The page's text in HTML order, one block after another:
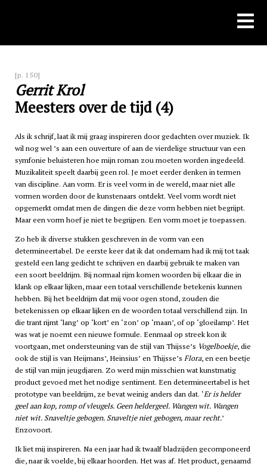
[p. 150]
Gerrit Krol
Meesters over de tijd (4)
Als ik schrijf, laat ik mij graag inspireren door gedachten over muziek. Ik
wil nog wel ’s aan een ouverture of aan de vierdelige structuur van een
symfonie beluisteren hoe mijn roman zou moeten worden ingedeeld.
Muzikaliteit speelt daarbij geen rol. Je moet eerder denken in termen
van discipline. Aan vorm. Er is veel vorm in de wereld, maar niet alle
vormen worden door de kunstenaars ontdekt. Veel vorm wordt niet
opgemerkt omdat men de dingen die deze vorm hebben niet begrijpt.
Maar een vorm hoef je niet te begrijpen. Een vorm moet je toepassen.
Zo heb ik diverse stukken geschreven in de vorm van een
determineertabel. De eerste keer dat ik dat ondernam had ik mij tot taak
gesteld een lang gedicht te schrijven en daarbij gebruik te maken van
een soort beeldrijm. Bij normaal rijm komen woorden bij elkaar die in
klank op elkaar lijken, maar een totaal verschillende betekenis kunnen
hebben. Bij het beeldrijm dat mij voor ogen stond, zouden die
betekenissen op elkaar lijken en de woorden totaal verschillend zijn. In
die trant rijmt ‘lang’ op ‘kort’ en ‘zon’ op ‘maan’, of op ‘gloeilamp’. Het
was wat je noemt een nieuwe formule. Eenmaal op streek kon ik
voortgaan, met ondersteuning van de stijl van Thijsse’s Vogelboekje, die
ook de stijl is van Heijmans’, Heinsius’ en Thijsse’s Flora, en een beetje
de stijl van mijn jeugdjaren. Zo werd mijn misschien wat kunstmatig
product gevoed met het nodige sentiment. Een determineertabel is het
prototype van beeldrijm, ze bevat weinig anders dan dat. ‘Er is helder
geel aan kop, romp of vleugels. Geen heldergeel. Wangen wit. Wangen
niet wit. Snaveltje gebogen. Snaveltje niet gebogen, maar recht.’
Enzovoort.
Ik liet mij inspireren. Na een jaar had ik twaalf bladzijden gecomponeerd
die, naar ik voelde, bij elkaar hoorden. Het was af. Het product, genaamd